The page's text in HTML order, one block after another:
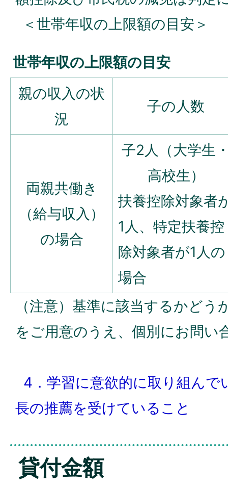
＜世帯年収の上限額の目安＞
世帯年収の上限額の目安
親の収入の状
況
子の人数
両親共働き
（給与収入）
の場合
子2人（大学生
高校生）
扶養控除対象者
1人、特定扶養控
除対象者が1人の
場合
（注意）基準に該当するかどう
をご用意のうえ、個別にお問い
4．学習に意欲的に取り組んで
長の推薦を受けていること
貸付金額